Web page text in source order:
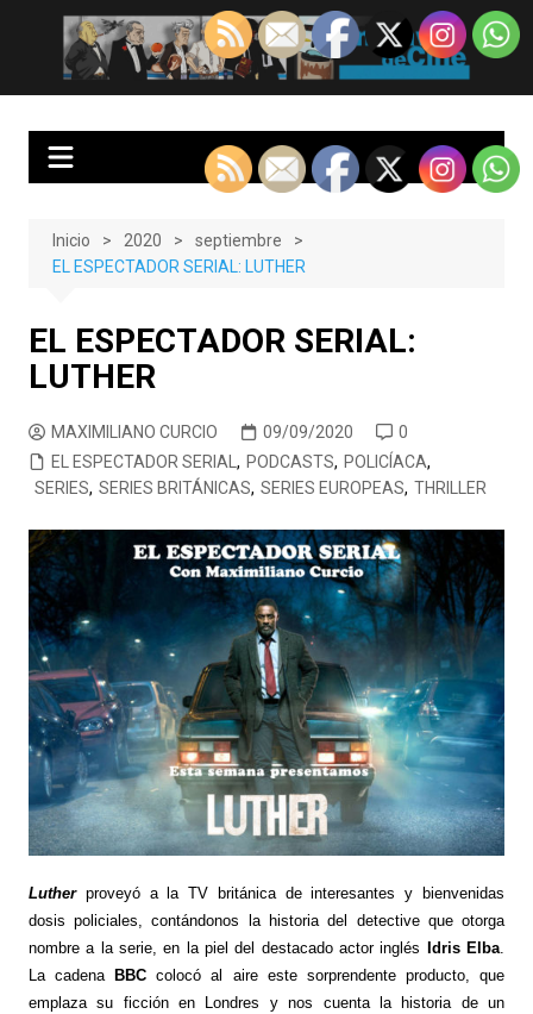
contenido
EnClave de Cine
Crítica cinematográfica y audiovisual. Punto de encuentro para los
Inicio 2020
septiembre
EL ESPECTADOR SERIAL: LUTHER
EL ESPECTADOR SERIAL:
LUTHER
MAXIMILIANO CURCIO 09/09/2020
0
EL ESPECTADOR SERIAL , PODCASTS, POLICÍACA,
SERIES, SERIES BRITÁNICAS, SERIES EUROPEAS, THRILLER
Luther proveyó a la TV británica de interesantes y bienvenidas
dosis policiales, contándonos la historia del detective que otorga
nombre a la serie, en la piel del destacado actor inglés
Idris Elba.
La cadena BBC colocó al aire este sorprendente producto, que
emplaza su ficción en Londres y nos cuenta la historia de un